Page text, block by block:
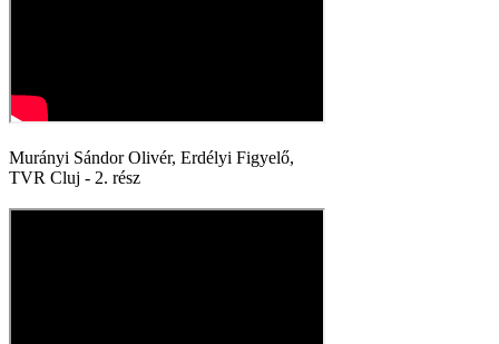
Murányi Sándor Olivér, Erdélyi Figyelő,
TVR Cluj - 2. rész